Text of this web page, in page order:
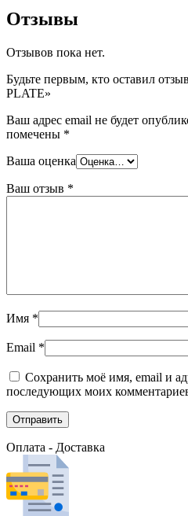
Отзывы
Отзывов пока нет.
Будьте первым, кто оставил
PLATE»
Ваш адрес email не будет
помечены *
Ваша оценка
Ваш отзыв *
Имя *
Email *
Сохранить моё имя, email и
последующих моих
Оплата - Доставка